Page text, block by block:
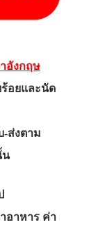
อังกฤษ
อยและนัด
-ส่งตาม
น
อาหาร ค่า